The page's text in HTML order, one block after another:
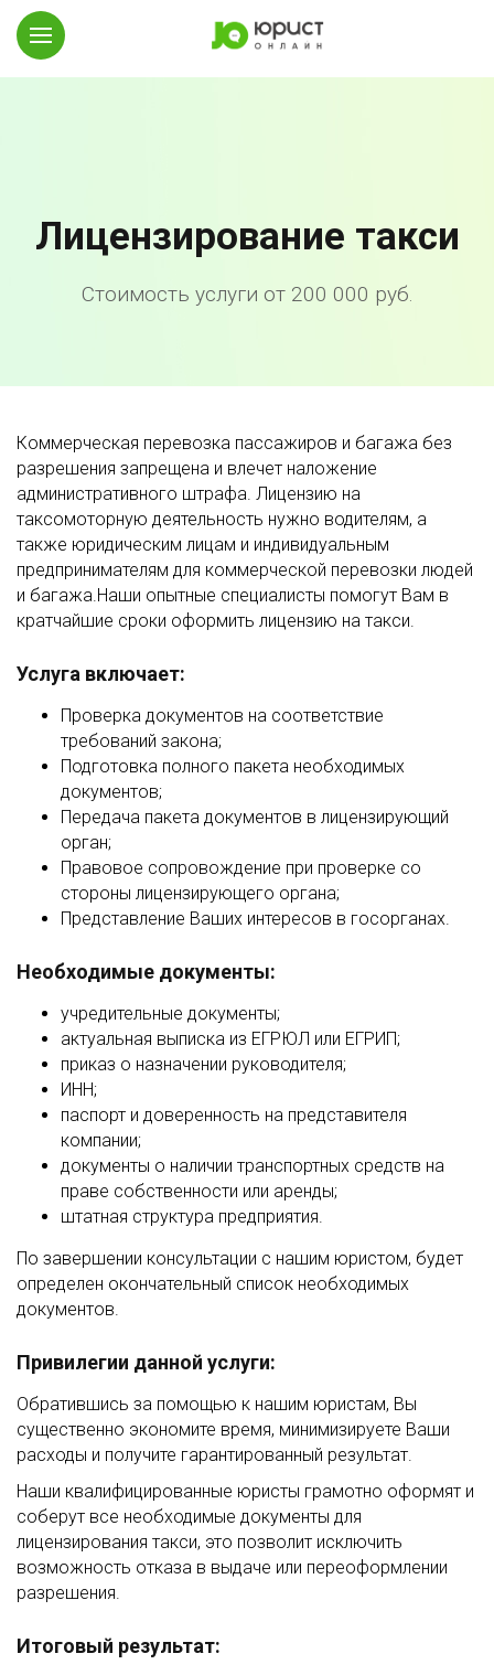
Лицензирование такси
Стоимость услуги от 200 000 руб.
Коммерческая перевозка пассажиров и багажа без
разрешения запрещена и влечет наложение
административного штрафа. Лицензию на
таксомоторную деятельность нужно водителям, а
также юридическим лицам и индивидуальным
предпринимателям для коммерческой перевозки людей
и багажа.Наши опытные специалисты помогут Вам в
кратчайшие сроки оформить лицензию на такси.
Услуга включает:
Проверка документов на соответствие
требований закона;
Подготовка полного пакета необходимых
документов;
Передача пакета документов в лицензирующий
орган;
Правовое сопровождение при проверке со
стороны лицензирующего органа;
Представление Ваших интересов в госорганах.
Необходимые документы:
учредительные документы;
актуальная выписка из ЕГРЮЛ или ЕГРИП;
приказ о назначении руководителя;
ИНН;
паспорт и доверенность на представителя
компании;
документы о наличии транспортных средств на
праве собственности или аренды;
штатная структура предприятия.
По завершении консультации с нашим юристом, будет
определен окончательный список необходимых
документов.
Привилегии данной услуги:
Обратившись за помощью к нашим юристам, Вы
существенно экономите время, минимизируете Ваши
расходы и получите гарантированный результат.
Наши квалифицированные юристы грамотно оформят и
соберут все необходимые документы для
лицензирования такси, это позволит исключить
возможность отказа в выдаче или переоформлении
разрешения.
Итоговый результат: